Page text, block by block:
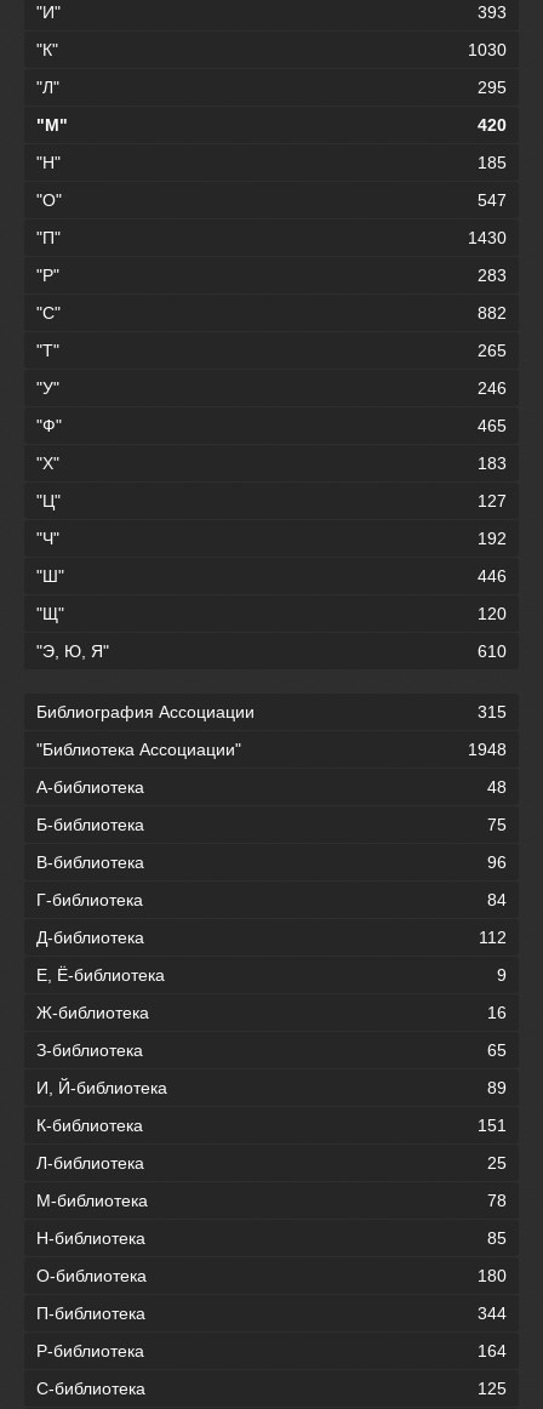
"И"
393
"К"
1030
"Л"
295
"М"
420
"Н"
185
"О"
547
"П"
1430
"Р"
283
"С"
882
"Т"
265
"У"
246
"Ф"
465
"Х"
183
"Ц"
127
"Ч"
192
"Ш"
446
"Щ"
120
"Э, Ю, Я"
610
Библиография Ассоциации
315
"Библиотека Ассоциации"
1948
А-библиотека
48
Б-библиотека
75
В-библиотека
96
Г-библиотека
84
Д-библиотека
112
Е, Ё-библиотека
9
Ж-библиотека
16
З-библиотека
65
И, Й-библиотека
89
К-библиотека
151
Л-библиотека
25
М-библиотека
78
Н-библиотека
85
О-библиотека
180
П-библиотека
344
Р-библиотека
164
С-библиотека
125